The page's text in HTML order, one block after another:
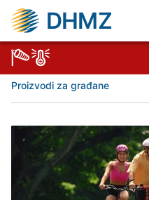
DHMZ
Proizvodi za građane